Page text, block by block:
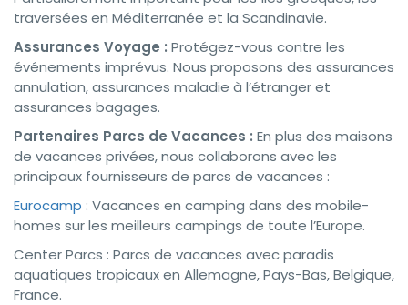
traversées en Méditerranée et la Scandinavie.
Assurances Voyage : Protégez-vous contre les
événements imprévus. Nous proposons des assurances
annulation, assurances maladie à l’étranger et
assurances bagages.
Partenaires Parcs de Vacances : En plus des maisons
de vacances privées, nous collaborons avec les
principaux fournisseurs de parcs de vacances :
Eurocamp : Vacances en camping dans des mobile-
homes sur les meilleurs campings de toute l’Europe.
Center Parcs : Parcs de vacances avec paradis
aquatiques tropicaux en Allemagne, Pays-Bas, Belgique,
France.